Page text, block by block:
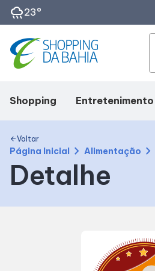
rainy23°
Shopping
Mapa Interno
Como chegar
Facilidades
Entretenimento
Eventos
Fique por Dentro
arrow_backVoltar
Página Inicial chevron_right Alimentação chevron_right
Detalhe